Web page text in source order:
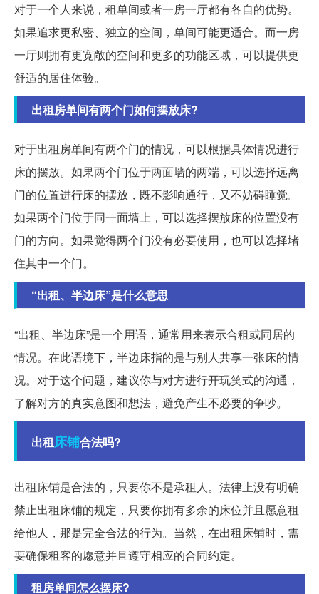
对于一个人来说，租单间或者一房一厅都有各自的优势。
如果追求更私密、独立的空间，单间可能更适合。而一房
一厅则拥有更宽敞的空间和更多的功能区域，可以提供更
舒适的居住体验。
出租房单间有两个门如何摆放床?
对于出租房单间有两个门的情况，可以根据具体情况进行
床的摆放。如果两个门位于两面墙的两端，可以选择远离
门的位置进行床的摆放，既不影响通行，又不妨碍睡觉。
如果两个门位于同一面墙上，可以选择摆放床的位置没有
门的方向。如果觉得两个门没有必要使用，也可以选择堵
住其中一个门。
“出租、半边床”是什么意思
“出租、半边床”是一个用语，通常用来表示合租或同居的
情况。在此语境下，半边床指的是与别人共享一张床的情
况。对于这个问题，建议你与对方进行开玩笑式的沟通，
了解对方的真实意图和想法，避免产生不必要的争吵。
出租床铺合法吗?
出租床铺是合法的，只要你不是承租人。法律上没有明确
禁止出租床铺的规定，只要你拥有多余的床位并且愿意租
给他人，那是完全合法的行为。当然，在出租床铺时，需
要确保租客的愿意并且遵守相应的合同约定。
租房单间怎么摆床?